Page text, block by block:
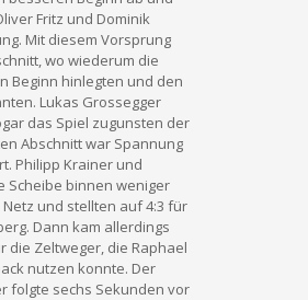
Fritz und Dominik
Mit diesem Vorsprung
wo wiederum die
Beginn hinlegten und den
Lukas Grossegger
das Spiel zugunsten der
Abschnitt war Spannung
Philipp Krainer und
Scheibe binnen weniger
und stellten auf 4:3 für
Dann kam allerdings
die Zeltweger, die Raphael
nutzen konnte. Der
folgte sechs Sekunden vor